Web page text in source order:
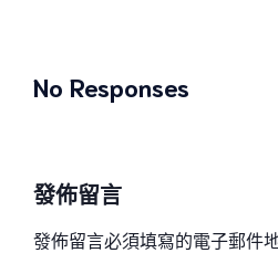
No Responses
發佈留言
發佈留言必須填寫的電子郵件